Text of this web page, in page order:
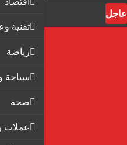
تقنية
رياضة
سياحة
صحة
عملات
عاجل